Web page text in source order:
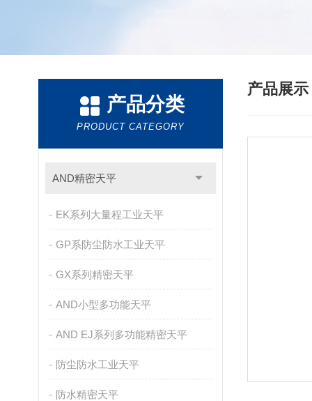
产品分类
PRODUCT CATEGORY
AND精密天平
EK系列大量程工业天平
GP系防尘防水工业天平
GX系列精密天平
AND小型多功能天平
AND EJ系列多功能精密天平
防尘防水工业天平
防水精密天平
产品展示